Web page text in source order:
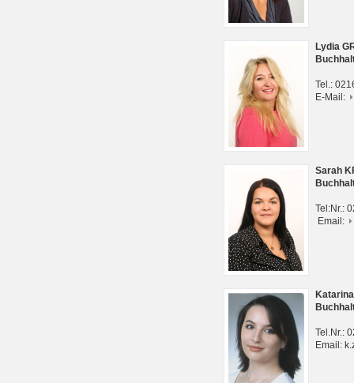
Lydia
Tel.:
E-Mail:
Sarah
Tel:Nr.:
Email:
Tel.Nr.:
Email: